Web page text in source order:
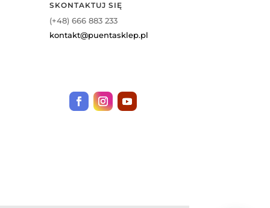
SKONTAKTUJ SIĘ
(+48) 666 883 233
kontakt@puentasklep.pl